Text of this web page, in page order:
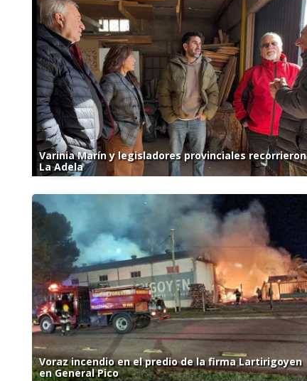
Varinia Marín y legisladores provinciales recorrieron
La Adela
Voraz incendio en el predio de la firma Lartirigoyen
en General Pico